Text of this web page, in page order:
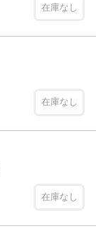
在庫なし
在庫なし
在庫なし